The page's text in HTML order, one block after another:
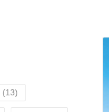
(13)